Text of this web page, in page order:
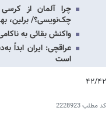
چرا آلمان از کرسی
چک‌نویسی؟/ برلین،
واکنش بقائی به
عراقچی: ایران ابداً
است
۴۲/۴۲
کد مطلب2228923